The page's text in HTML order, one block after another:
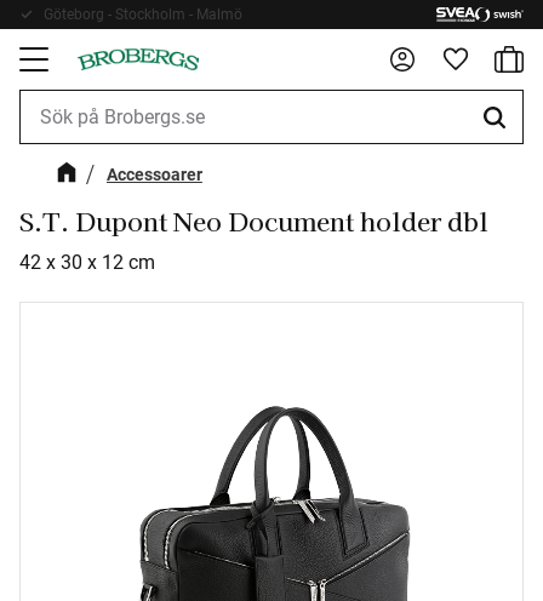
Meny
Göteborg - Stockholm - Malmö
Fri frakt 899kr
Accessoarer
S.T. Dupont Neo Document holder dbl
42 x 30 x 12 cm